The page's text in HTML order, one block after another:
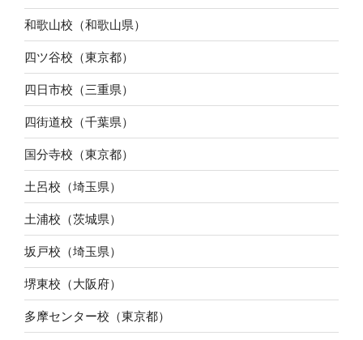
和歌山校（和歌山県）
四ツ谷校（東京都）
四日市校（三重県）
四街道校（千葉県）
国分寺校（東京都）
土呂校（埼玉県）
土浦校（茨城県）
坂戸校（埼玉県）
堺東校（大阪府）
多摩センター校（東京都）